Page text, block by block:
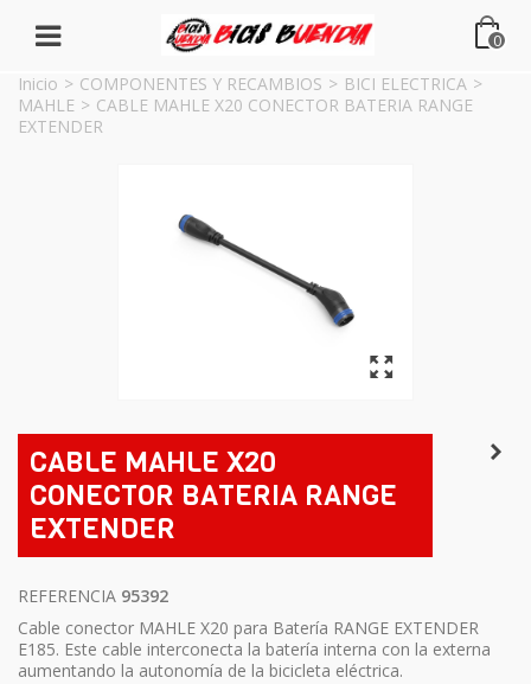
0
Inicio > COMPONENTES Y RECAMBIOS > BICI ELECTRICA >
MAHLE > CABLE MAHLE X20 CONECTOR BATERIA RANGE
EXTENDER
CABLE MAHLE X20
CONECTOR BATERIA RANGE
EXTENDER
REFERENCIA 95392
Cable conector MAHLE X20 para Batería RANGE EXTENDER
E185. Este cable interconecta la batería interna con la externa
aumentando la autonomía de la bicicleta eléctrica.